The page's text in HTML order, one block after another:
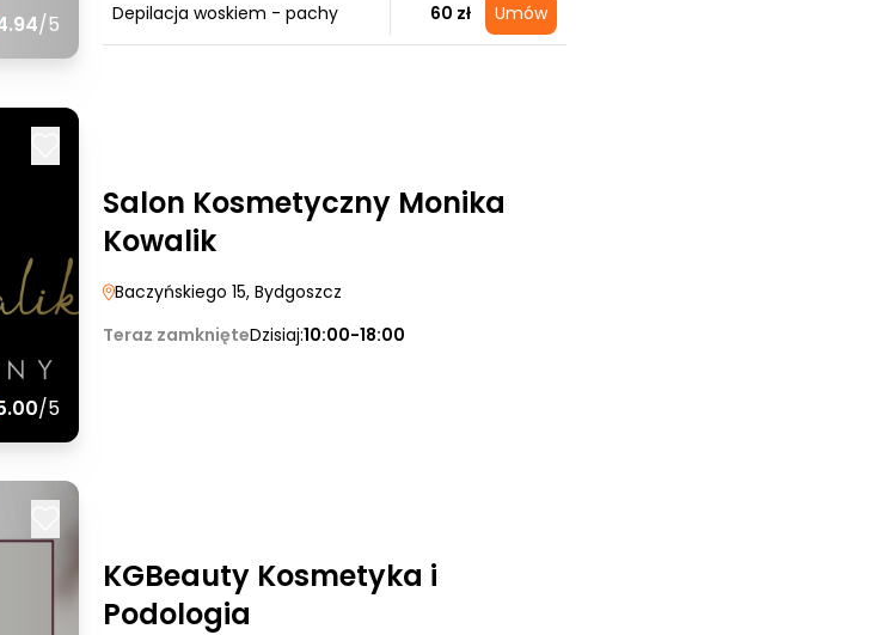
/5 Depilacja woskiem - pachy 60 zł Umów
/5
Salon Kosmetyczny Monika
Kowalik
Baczyńskiego 15, Bydgoszcz
Teraz zamknięteDzisiaj:10:00-18:00
KGBeauty Kosmetyka i
Podologia